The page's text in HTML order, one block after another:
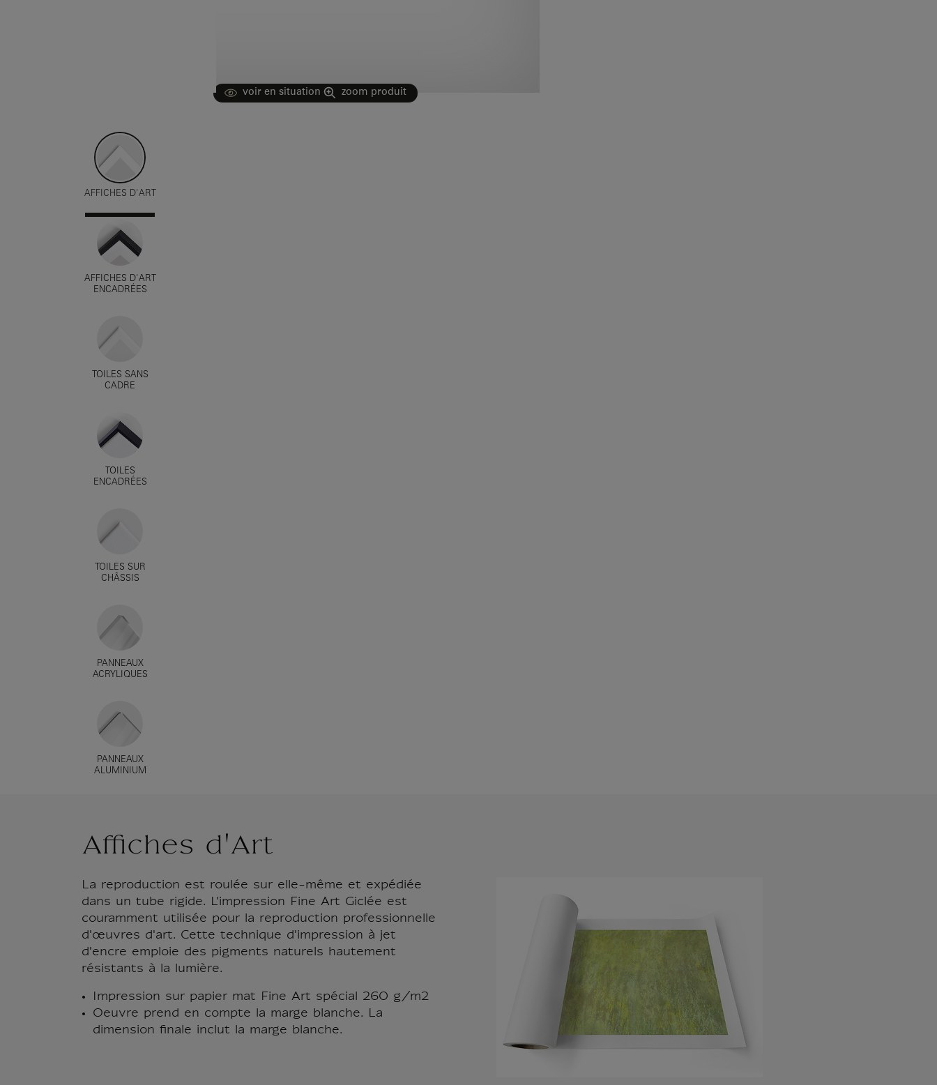
voir en situation zoom produit
AFFICHES D'ART
AFFICHES D'ART
ENCADRÉES
TOILES SANS
CADRE
TOILES
ENCADRÉES
TOILES SUR
CHÂSSIS
PANNEAUX
ACRYLIQUES
PANNEAUX
ALUMINIUM
Affiches d'Art
La reproduction est roulée sur elle-même et expédiée
dans un tube rigide. L'impression Fine Art Giclée est
couramment utilisée pour la reproduction professionnelle
d'œuvres d'art. Cette technique d'impression à jet
d'encre emploie des pigments naturels hautement
résistants à la lumière.
Impression sur papier mat Fine Art spécial 260 g/m2
Oeuvre prend en compte la marge blanche. La
dimension finale inclut la marge blanche.